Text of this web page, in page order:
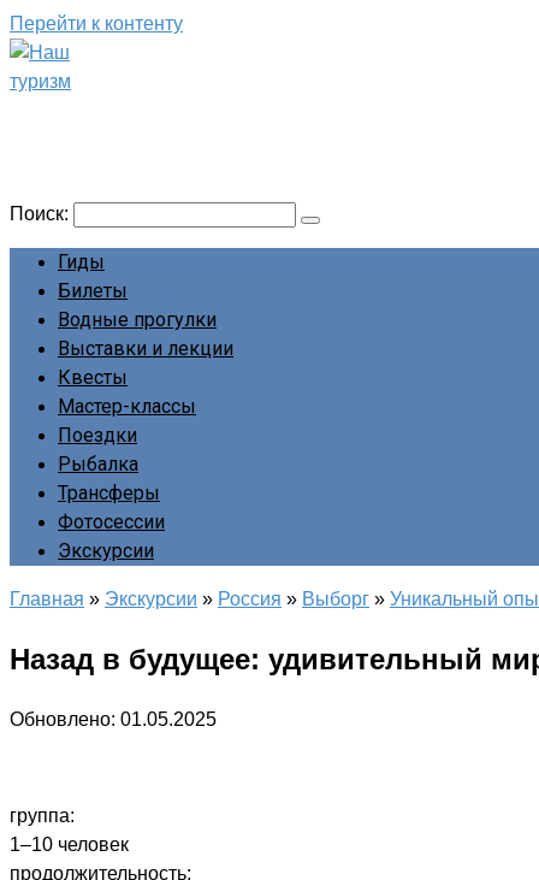
Перейти к контенту
Поиск:
Гиды
Билеты
Водные прогулки
Выставки и лекции
Квесты
Мастер-классы
Поездки
Рыбалка
Трансферы
Фотосессии
Экскурсии
Главная » Экскурсии » Россия » Выборг » Уникальный
Назад в будущее: удивительный
Обновлено: 01.05.2025
группа:
1–10 человек
продолжительность: